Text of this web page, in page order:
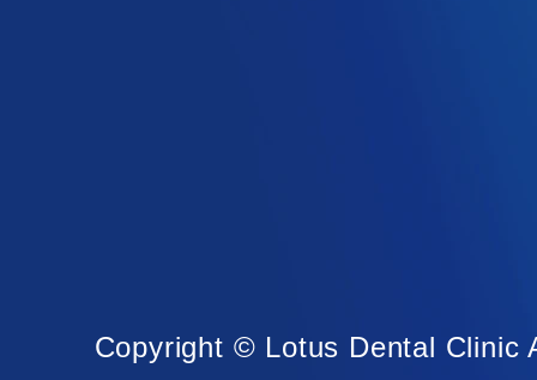
Copyright © Lotus Dental Clinic